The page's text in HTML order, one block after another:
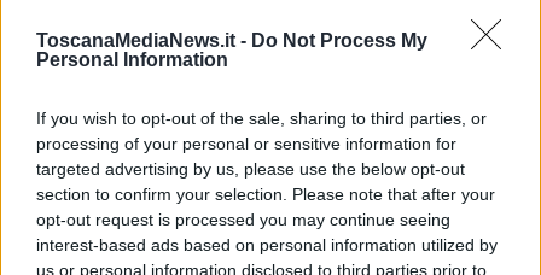
ToscanaMediaNews.it - Do Not Process My
Personal Information
If you wish to opt-out of the sale, sharing to third parties, or
processing of your personal or sensitive information for
targeted advertising by us, please use the below opt-out
section to confirm your selection. Please note that after your
opt-out request is processed you may continue seeing
interest-based ads based on personal information utilized by
us or personal information disclosed to third parties prior to
​La Clownterapia
​Differenze tra persone frustrate e non
Vacanze a km zero
​Buone Vacan(si)e!
​Il lato positivo delle cose
​Storie antiche di tempi moderni
​Quello che alle mamme non dicono
Adultescenza
Homo imbecillis